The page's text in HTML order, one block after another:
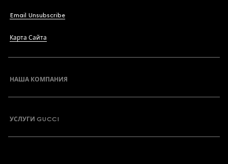
Email Unsubscribe
Карта Сайта
НАША КОМПАНИЯ
УСЛУГИ GUCCI